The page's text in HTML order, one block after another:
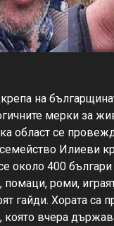
на
мерки за
област се
Илиеви
около 400 българи
помаци, роми,
гайди. Хората са
която вчера